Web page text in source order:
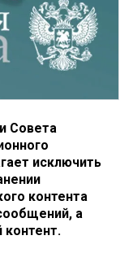
Совета
исключить
контента
а
контент.